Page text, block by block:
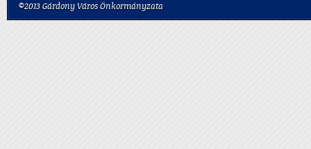
©2013 Gárdony Város Önkormányzata